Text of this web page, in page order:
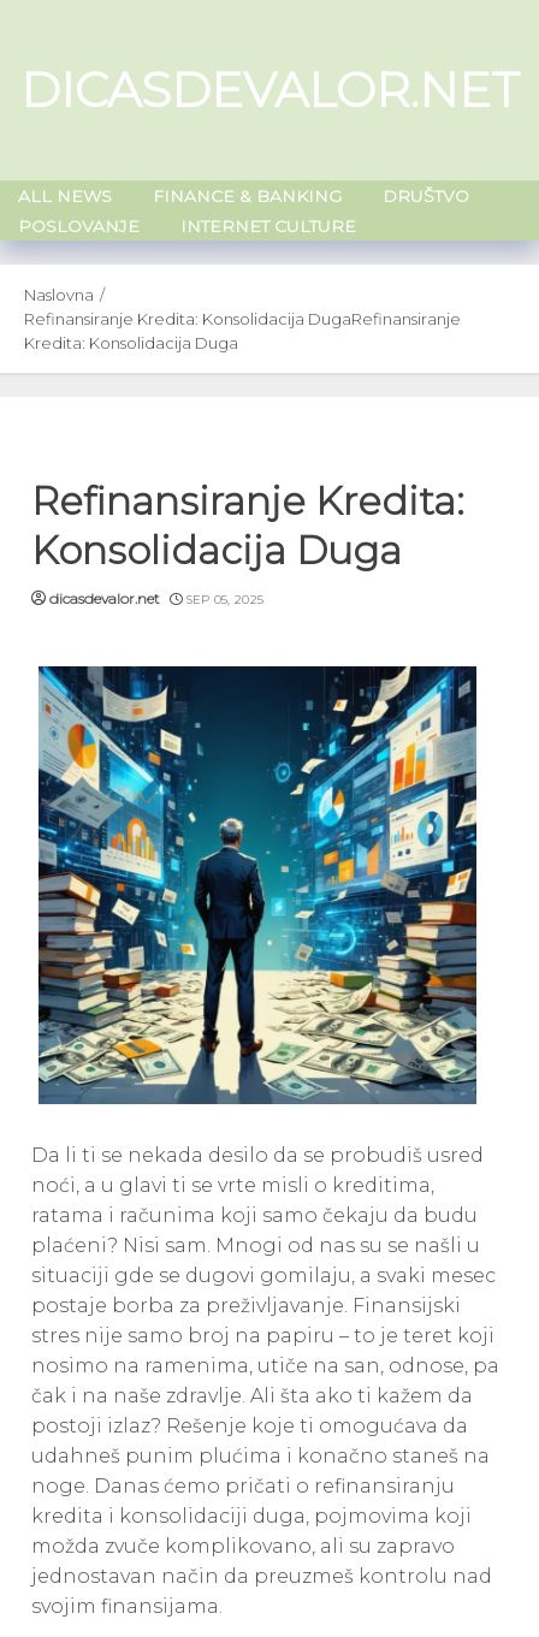
content
DICASDEVALOR.NET
ALL NEWS FINANCE & BANKING
DRUŠTVO
POSLOVANJE
INTERNET CULTURE
Naslovna
Refinansiranje Kredita: Konsolidacija DugaRefinansiranje
Kredita: Konsolidacija Duga
Refinansiranje Kredita:
Konsolidacija Duga
dicasdevalor.net SEP 05, 2025
Da li ti se nekada desilo da se probudiš usred
noći, a u glavi ti se vrte misli o kreditima,
ratama i računima koji samo čekaju da budu
plaćeni? Nisi sam. Mnogi od nas su se našli u
situaciji gde se dugovi gomilaju, a svaki mesec
postaje borba za preživljavanje. Finansijski
stres nije samo broj na papiru – to je teret koji
nosimo na ramenima, utiče na san, odnose, pa
čak i na naše zdravlje. Ali šta ako ti kažem da
postoji izlaz? Rešenje koje ti omogućava da
udahneš punim plućima i konačno staneš na
noge. Danas ćemo pričati o refinansiranju
kredita i konsolidaciji duga, pojmovima koji
možda zvuče komplikovano, ali su zapravo
jednostavan način da preuzmeš kontrolu nad
svojim finansijama.